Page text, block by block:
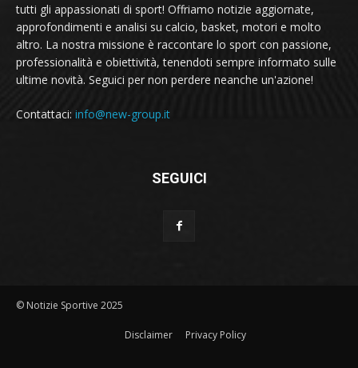
tutti gli appassionati di sport! Offriamo notizie aggiornate,
approfondimenti e analisi su calcio, basket, motori e molto
altro. La nostra missione è raccontare lo sport con passione,
professionalità e obiettività, tenendoti sempre informato sulle
ultime novità. Seguici per non perdere neanche un'azione!
Contattaci: info@new-group.it
SEGUICI
© Notizie Sportive 2025
Disclaimer Privacy Policy